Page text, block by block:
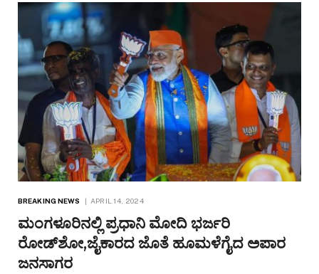
BREAKING NEWS APRIL 14, 2024
ಮಂಗಳೂರಿನಲ್ಲಿ ಪ್ರಧಾನಿ ಮೋದಿ ಭರ್ಜರಿ
ರೋಡ್‌ಶೋ,ಜೈಕಾರದ ಜೊತೆ ಹೂಮಳೆಗೈದ ಅಪಾರ
ಜನಸಾಗರ